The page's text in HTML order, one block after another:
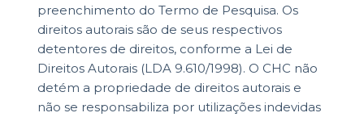
preenchimento do Termo de Pesquisa. Os
direitos autorais são de seus respectivos
detentores de direitos, conforme a Lei de
Direitos Autorais (LDA 9.610/1998). O CHC não
detém a propriedade de direitos autorais e
não se responsabiliza por utilizações indevidas